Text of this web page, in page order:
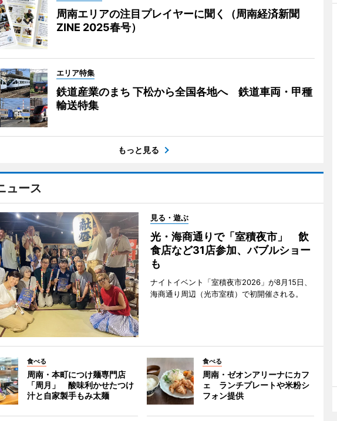
周南エリアの注目プレイヤーに聞く（周南経済新聞
ZINE 2025春号）
エリア特集
鉄道産業のまち 下松から全国各地へ 鉄道車両・甲種
輸送特集
もっと見る
ュース
見る・遊ぶ
光・海商通りで「室積夜市」 飲
食店など31店参加、バブルショー
も
ナイトイベント「室積夜市2026」が8月15日、
海商通り周辺（光市室積）で初開催される。
食べる
周南・本町につけ麺専門店
「周月」 酸味利かせたつけ
汁と自家製手もみ太麺
食べる
周南・ゼオンアリーナにカフ
ェ ランチプレートや米粉シ
フォン提供